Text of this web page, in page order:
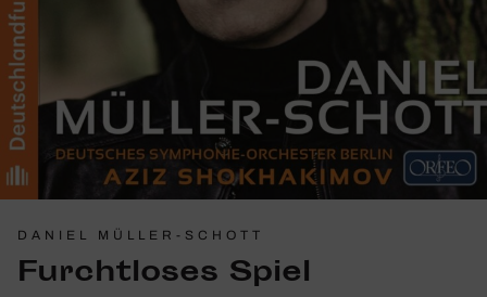
DANIEL MÜLLER-SCHOTT
Furcht­loses Spiel